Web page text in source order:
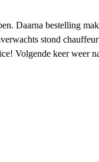
Daarna bestelling
stond
Volgende keer weer